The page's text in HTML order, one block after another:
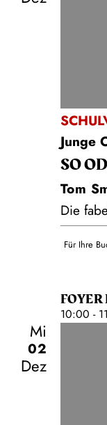
Junge
SO
Tom
Die
Für Ihre
10:00 -
Mi
02
Dez